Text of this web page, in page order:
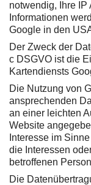
notwendig, Ihre
Informationen
Google in den
Der Zweck der
c DSGVO ist die
Kartendiensts
Die Nutzung von
ansprechenden
an einer leichten
Website
Interesse im
die Interessen
betroffenen
Die